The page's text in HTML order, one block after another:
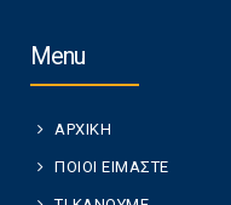
Menu
ΑΡΧΙΚΗ
ΠΟΙΟΙ ΕΙΜΑΣΤΕ